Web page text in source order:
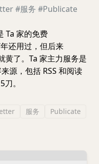
#服务 #Publicate
Ta 家的免费
还用过，但后来
了。Ta 家主力服务是
源，包括 RSS 和阅读
。
服务 Publicate